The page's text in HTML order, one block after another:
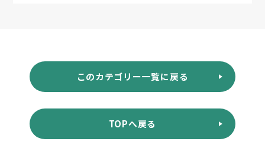
このカテゴリー一覧に戻る
TOPへ戻る